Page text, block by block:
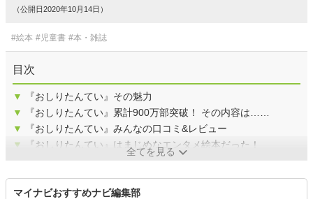
（公開日2020年10月14日）
#絵本 #児童書 #本・雑誌
目次
▼
『おしりたんてい』その魅力
▼
『おしりたんてい』累計900万部突破！ その内容は……
▼
『おしりたんてい』みんなの口コミ&レビュー
▼
『おしりたんてい』はまじめなエンタメ絵本だった！
全てを見る
マイナビおすすめナビ編集部